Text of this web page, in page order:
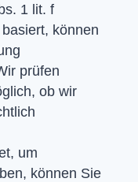
1 lit. f
können
prüfen
ob wir
um
können Sie